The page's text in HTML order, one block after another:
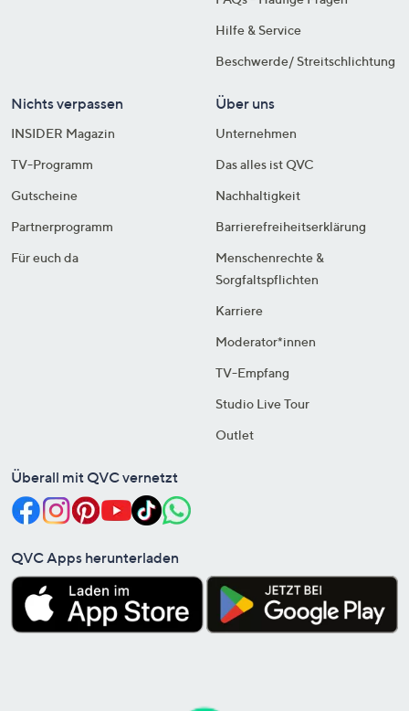
Hilfe & Service
Beschwerde/ Streitschlichtung
Nichts verpassen
INSIDER Magazin
TV-Programm
Gutscheine
Partnerprogramm
Für euch da
Über uns
Unternehmen
Das alles ist QVC
Nachhaltigkeit
Barrierefreiheitserklärung
Menschenrechte &
Sorgfaltspflichten
Karriere
Moderator*innen
TV-Empfang
Studio Live Tour
Outlet
Überall mit QVC vernetzt
QVC Apps herunterladen